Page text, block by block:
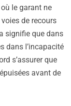
le garant ne
de recours
signifie que dans
dans l’incapacité
s’assurer que
avant de